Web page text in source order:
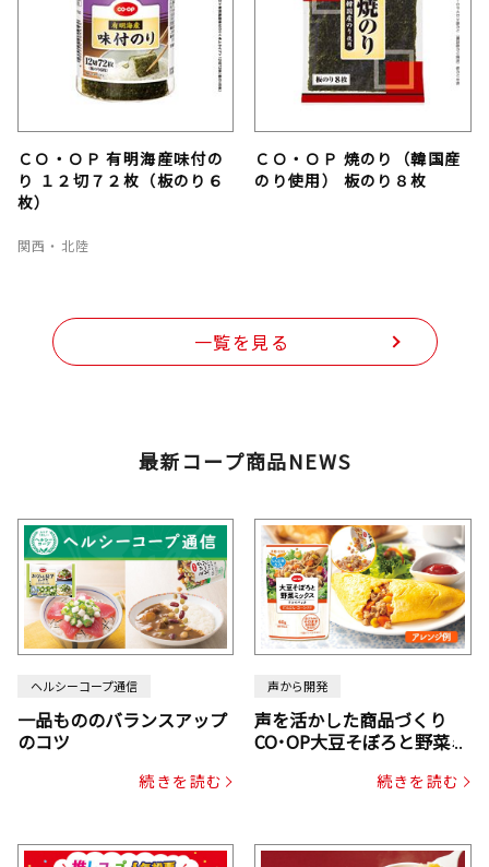
ＣＯ・ＯＰ 有明海産味付の
り １２切７２枚（板のり６
枚）
関西・北陸
ＣＯ・ＯＰ 焼のり（韓国産
のり使用） 板のり８枚
一覧を見る
最新コープ商品NEWS
ヘルシーコープ通信
一品もののバランスアップ
のコツ
続きを読む
声から開発
声を活かした商品づくり
CO･OP大豆そぼろと野菜ミ
じん・コーン入り）続きを読む